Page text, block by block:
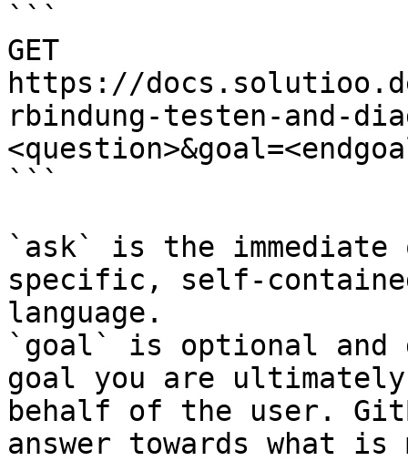
```
GET
https://
rbindung-testen-and-
```
`ask` is the
specific, self-
language.
`goal` is optional and
goal you are
behalf of the user.
answer towards what